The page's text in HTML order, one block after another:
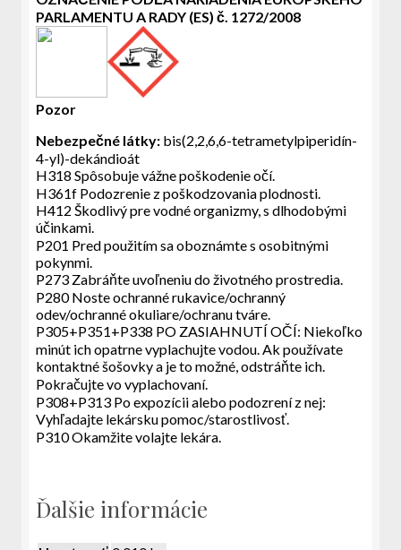
PARLAMENTU A RADY (ES) č. 1272/2008
Pozor
Nebezpečné látky: bis(2,2,6,6-tetrametylpiperidín-
4-yl)-dekándioát
H318 Spôsobuje vážne poškodenie očí.
H361f Podozrenie z poškodzovania plodnosti.
H412 Škodlivý pre vodné organizmy, s dlhodobými
účinkami.
P201 Pred použitím sa oboznámte s osobitnými
pokynmi.
P273 Zabráňte uvoľneniu do životného prostredia.
P280 Noste ochranné rukavice/ochranný
odev/ochranné okuliare/ochranu tváre.
P305+P351+P338 PO ZASIAHNUTÍ OČÍ: Niekoľko
minút ich opatrne vyplachujte vodou. Ak používate
kontaktné šošovky a je to možné, odstráňte ich.
Pokračujte vo vyplachovaní.
P308+P313 Po expozícii alebo podozrení z nej:
Vyhľadajte lekársku pomoc/starostlivosť.
P310 Okamžite volajte lekára.
Ďalšie informácie